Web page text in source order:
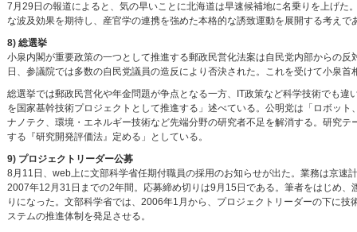
7月29日の報道によると、気の早いことに北海道は早速候補地に名乗りを上げ
な波及効果を期待し、産官学の連携を強めた本格的な誘致運動を展開する考え
8) 総選挙
小泉内閣が重要政策の一つとして推進する郵政民営化法案は自民党内部からの
日、参議院では多数の自民党議員の造反により否決された。これを受けて小泉
総選挙では郵政民営化や年金問題が争点となる一方、IT政策など科学技術でも
を国家基幹技術プロジェクトとして推進する」述べている。公明党は「ロボッ
ナノテク、環境・エネルギー技術など先端分野の研究者不足を解消する。研究
する『研究開発評価法』定める」としている。
9) プロジェクトリーダー公募
8月11日、web上に文部科学省任期付職員の採用のお知らせが出た。業務は京
2007年12月31日までの2年間。応募締め切りは9月15日である。筆者をはじめ
りになった。文部科学省では、2006年1月から、プロジェクトリーダーの下に
ステムの推進体制を発足させる。